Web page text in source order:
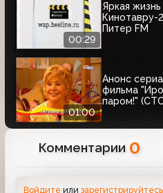
00:29
Яркая
Кинотавру-
Питер FM
01:00
Анонс
фильма
паром!"
Комментарии 0
Войдите илизарегистрируйтесь